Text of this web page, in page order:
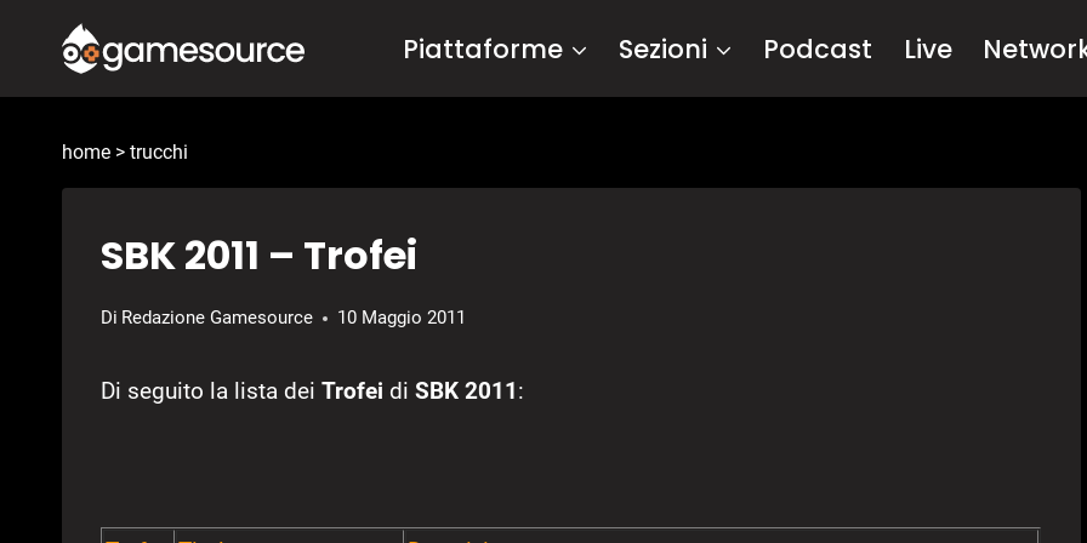
contenuto
Piattaforme Sezioni Podcast Live
home > trucchi
SBK 2011 – Trofei
Di Redazione Gamesource 10 Maggio 2011
Di seguito la lista dei Trofei di SBK 2011: